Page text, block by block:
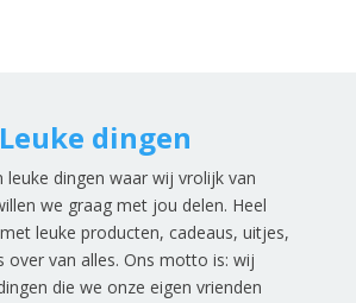
dingen
dingen waar wij vrolijk van
we graag met jou delen. Heel
leuke producten, cadeaus, uitjes,
over van alles. Ons motto is: wij
die we onze eigen vrienden